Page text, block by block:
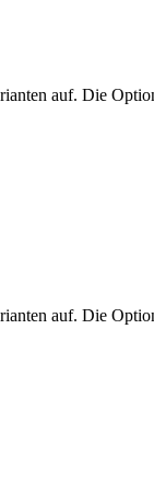
auf. Die
auf. Die